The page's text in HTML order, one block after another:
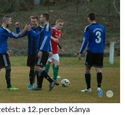
a 12. percben Kánya